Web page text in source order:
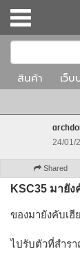
สินค้า เว็
24/01/
Shared
KSC35 มายัง
ของมายังคับเฮีย
ไปรับตัวที่สำร